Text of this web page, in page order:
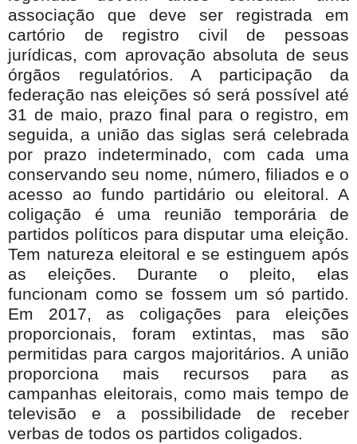
associação que deve ser registrada em
cartório de registro civil de pessoas
jurídicas, com aprovação absoluta de seus
órgãos regulatórios. A participação da
federação nas eleições só será possível até
31 de maio, prazo final para o registro, em
seguida, a união das siglas será celebrada
por prazo indeterminado, com cada uma
conservando seu nome, número, filiados e o
acesso ao fundo partidário ou eleitoral. A
coligação é uma reunião temporária de
partidos políticos para disputar uma eleição.
Tem natureza eleitoral e se estinguem após
as eleições. Durante o pleito, elas
funcionam como se fossem um só partido.
Em 2017, as coligações para eleições
proporcionais, foram extintas, mas são
permitidas para cargos majoritários. A união
proporciona mais recursos para as
campanhas eleitorais, como mais tempo de
televisão e a possibilidade de receber
verbas de todos os partidos coligados.